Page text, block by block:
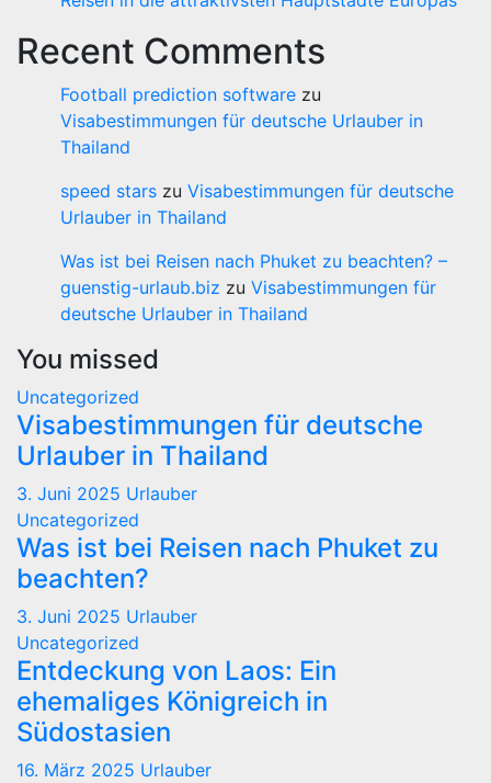
Recent Comments
Football prediction software zu
Visabestimmungen für deutsche Urlauber in
Thailand
speed stars zu Visabestimmungen für deutsche
Urlauber in Thailand
Was ist bei Reisen nach Phuket zu beachten? –
guenstig-urlaub.biz zu Visabestimmungen für
deutsche Urlauber in Thailand
You missed
Uncategorized
Visabestimmungen für deutsche
Urlauber in Thailand
3. Juni 2025 Urlauber
Uncategorized
Was ist bei Reisen nach Phuket zu
beachten?
3. Juni 2025 Urlauber
Uncategorized
Entdeckung von Laos: Ein
ehemaliges Königreich in
Südostasien
16. März 2025 Urlauber